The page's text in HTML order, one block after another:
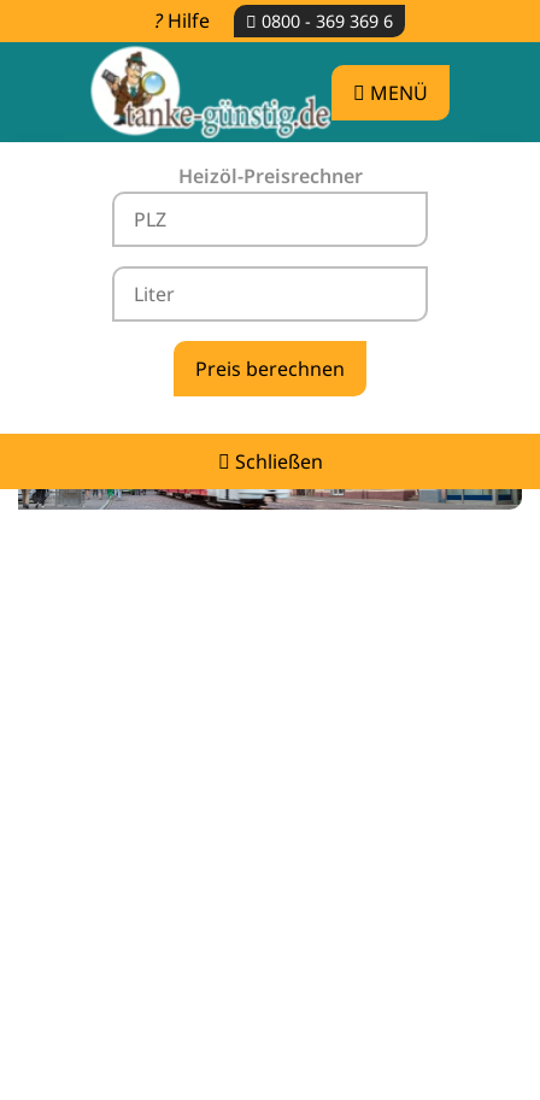
Hilfe 0800 - 369 369 6
MENÜ
Heizöl-Preisrechner
Schließen
Heizölpreise Hausen im Wiesental -
vergleichen & günstig tanken